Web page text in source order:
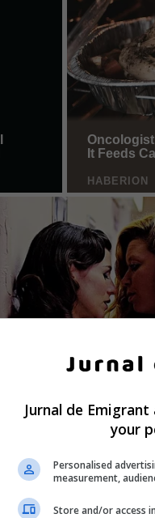
Jurnal de
your
Personalised
measurement,
Store and/or access